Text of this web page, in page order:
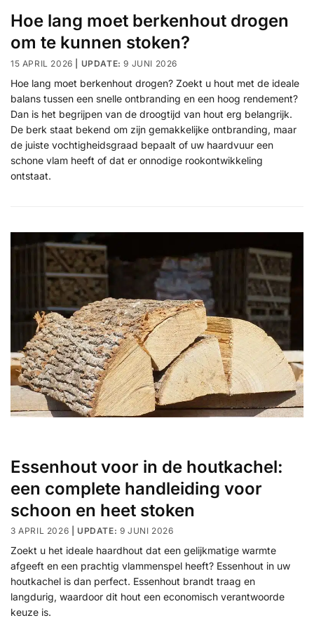
Hoe lang moet berkenhout drogen
om te kunnen stoken?
15 APRIL 2026 9 JUNI 2026
Hoe lang moet berkenhout drogen? Zoekt u hout met de ideale
balans tussen een snelle ontbranding en een hoog rendement?
Dan is het begrijpen van de droogtijd van hout erg belangrijk.
De berk staat bekend om zijn gemakkelijke ontbranding, maar
de juiste vochtigheidsgraad bepaalt of uw haardvuur een
schone vlam heeft of dat er onnodige rookontwikkeling
ontstaat.
Essenhout voor in de houtkachel:
een complete handleiding voor
schoon en heet stoken
3 APRIL 2026 9 JUNI 2026
Zoekt u het ideale haardhout dat een gelijkmatige warmte
afgeeft en een prachtig vlammenspel heeft? Essenhout in uw
houtkachel is dan perfect. Essenhout brandt traag en
langdurig, waardoor dit hout een economisch verantwoorde
keuze is.